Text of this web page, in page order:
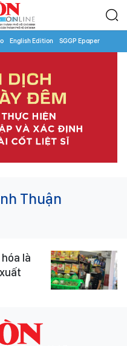
English Edition SGGP Epaper
Thuận
là